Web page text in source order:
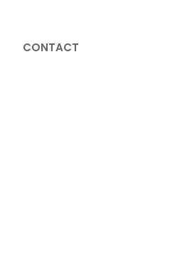
CONTACT